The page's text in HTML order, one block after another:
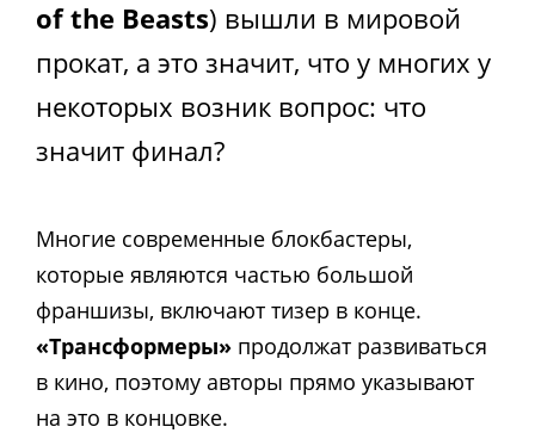
of the Beasts) вышли в мировой
прокат, а это значит, что у многих у
некоторых возник вопрос: что
значит финал?
Многие современные блокбастеры,
которые являются частью большой
франшизы, включают тизер в конце.
«Трансформеры» продолжат развиваться
в кино, поэтому авторы прямо указывают
на это в концовке.